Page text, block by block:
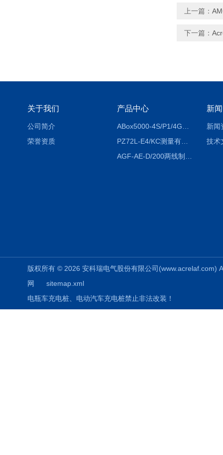
上一篇：
下一篇：
关于我们
公司简介
荣誉资质
产品中心
PZ72L-E4/KC测量有功电能（EPI/EPE）嵌入式电表
新
新闻
技术
版权所有 © 2026 安科瑞电气股份有限公司
网
sitemap.xml
电瓶车充电桩、电动汽车充电桩禁止非法改装！